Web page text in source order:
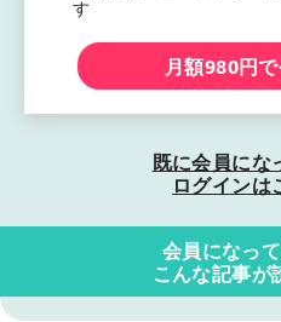
す
月額980円
既に会員にな
ログインは
会員になっ
こんな記事が